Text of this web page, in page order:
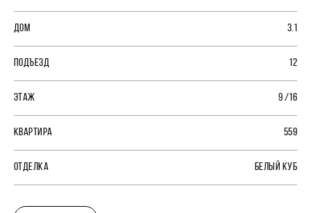
ДОМ 3.1
ПОДЪЕЗД 12
ЭТАЖ 9 /16
КВАРТИРА 559
ОТДЕЛКА БЕЛЫЙ КУБ